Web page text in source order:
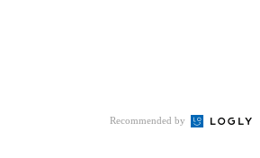
Recommended by